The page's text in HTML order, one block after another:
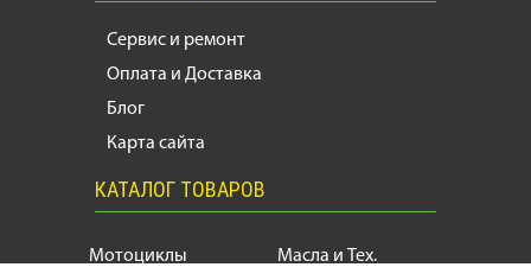
Сервис и ремонт
Оплата и Доставка
Блог
Карта сайта
КАТАЛОГ ТОВАРОВ
Мотоциклы
Масла и Тех.